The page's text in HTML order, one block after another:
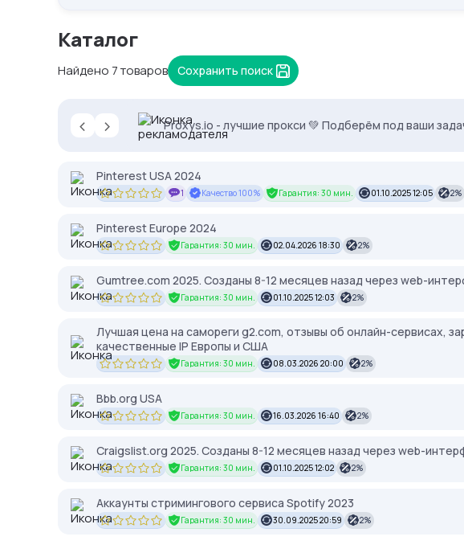
Каталог
Найдено 7 товаров Сохранить поиск
‹ › -35% на прокси с высоким IP Score. Промокод:
2328.io — прием крипто платежей
Proxys.io - лучшие прокси 💚 Подберём под ваши
Pinterest USA 2024
1 Качество 100% Гарантия: 30 мин. 01.10.2025 12:05 2%
Pinterest Europe 2024
Гарантия: 30 мин. 02.04.2026 18:30 2%
Gumtree.com 2025. Созданы 8-12 месяцев назад через web-
Гарантия: 30 мин. 01.10.2025 12:03 2%
Лучшая цена на самореги g2.com, отзывы об онлайн-сервисах,
качественные IP Европы и США
Гарантия: 30 мин. 08.03.2026 20:00 2%
Bbb.org USA
Гарантия: 30 мин. 16.03.2026 16:40 2%
Craigslist.org 2025. Созданы 8-12 месяцев назад через web-
Гарантия: 30 мин. 01.10.2025 12:02 2%
Аккаунты стримингового сервиса Spotify 2023
Гарантия: 30 мин. 30.09.2025 20:59 2%